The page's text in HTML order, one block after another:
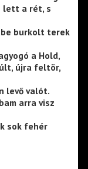
lett a rét, s
burkolt terek
a Hold,
újra feltör,
levő valót.
arra visz
sok fehér